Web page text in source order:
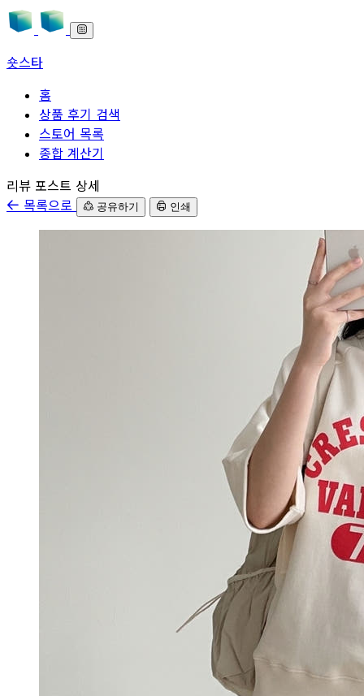
숏스타
홈
상품 후기 검색
스토어 목록
종합 계산기
본문으로 바로가기
리뷰 포스트 상세
목록으로
공유하기 인쇄